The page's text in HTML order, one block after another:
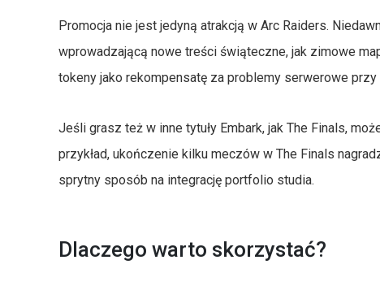
Promocja nie jest jedyną atrakcją w Arc Raiders.
wprowadzającą nowe treści świąteczne, jak zimowe
tokeny jako rekompensatę za problemy serwerowe przy
Jeśli grasz też w inne tytuły Embark, jak The Finals,
przykład, ukończenie kilku meczów w The Finals
sprytny sposób na integrację portfolio studia.
Dlaczego warto skorzystać?